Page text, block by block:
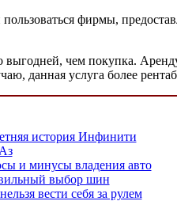
фирмы,
выгодней, чем покупка.
данная услуга более
история Инфинити
и минусы владения авто
выбор шин
вести себя за рулем